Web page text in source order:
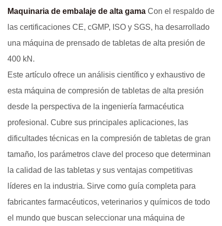
Maquinaria de embalaje de alta gama Con el respaldo de
las certificaciones CE, cGMP, ISO y SGS, ha desarrollado
una máquina de prensado de tabletas de alta presión de
400 kN.
Este artículo ofrece un análisis científico y exhaustivo de
esta máquina de compresión de tabletas de alta presión
desde la perspectiva de la ingeniería farmacéutica
profesional. Cubre sus principales aplicaciones, las
dificultades técnicas en la compresión de tabletas de gran
tamaño, los parámetros clave del proceso que determinan
la calidad de las tabletas y sus ventajas competitivas
líderes en la industria. Sirve como guía completa para
fabricantes farmacéuticos, veterinarios y químicos de todo
el mundo que buscan seleccionar una máquina de